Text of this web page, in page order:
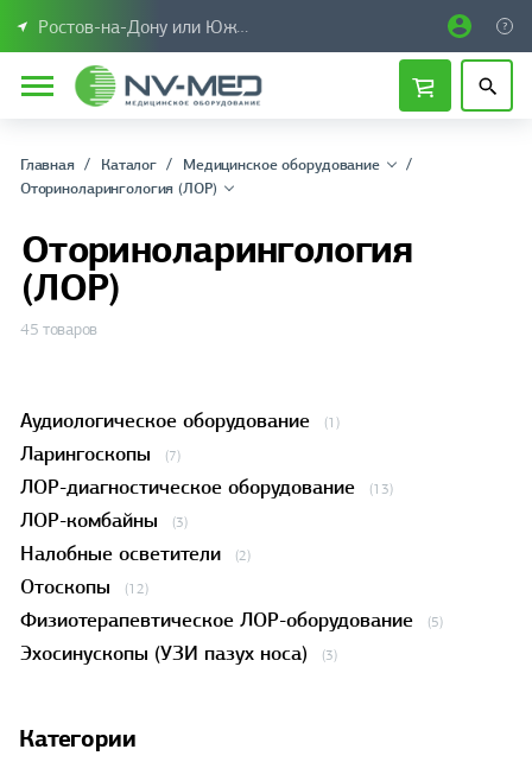
Ростов-на-Дону или Южный Федеральный округ
Главная Каталог
Медицинское оборудование
Оториноларингология (ЛОР)
Оториноларингология
(ЛОР)
45 товаров
Аудиологическое оборудование (1)
Ларингоскопы (7)
ЛОР-диагностическое оборудование (13)
ЛОР-комбайны (3)
Налобные осветители (2)
Отоскопы (12)
Физиотерапевтическое ЛОР-оборудование (5)
Эхосинускопы (УЗИ пазух носа) (3)
Категории